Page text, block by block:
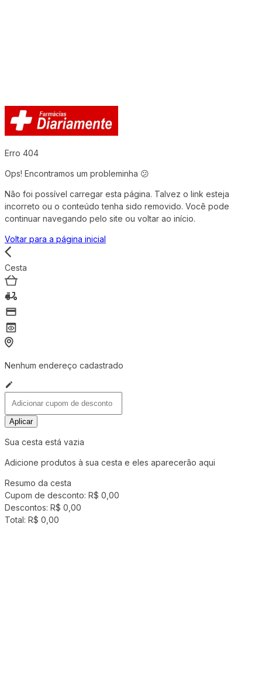
Erro 404
Ops! Encontramos um probleminha 😕
Não foi possível carregar esta página. Talvez o link esteja
incorreto ou o conteúdo tenha sido removido. Você pode
continuar navegando pelo site ou voltar ao início.
Voltar para a página inicial
Cesta
Nenhum endereço cadastrado
Aplicar
Sua cesta está vazia
Adicione produtos à sua cesta e eles aparecerão aqui
Resumo da cesta
Cupom de desconto: R$ 0,00
Descontos: R$ 0,00
Total: R$ 0,00